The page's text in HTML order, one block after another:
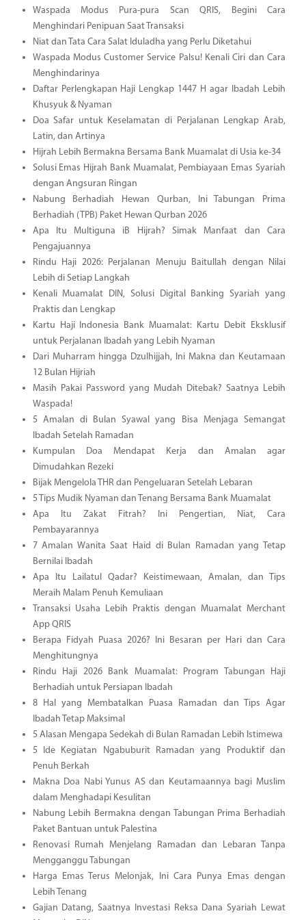
Waspada Modus Pura-pura Scan QRIS, Begini Cara
Menghindari Penipuan Saat Transaksi
Niat dan Tata Cara Salat Iduladha yang Perlu Diketahui
Waspada Modus Customer Service Palsu! Kenali Ciri dan Cara
Menghindarinya
Daftar Perlengkapan Haji Lengkap 1447 H agar Ibadah Lebih
Khusyuk & Nyaman
Doa Safar untuk Keselamatan di Perjalanan Lengkap Arab,
Latin, dan Artinya
Hijrah Lebih Bermakna Bersama Bank Muamalat di Usia ke-34
Solusi Emas Hijrah Bank Muamalat, Pembiayaan Emas Syariah
dengan Angsuran Ringan
Nabung Berhadiah Hewan Qurban, Ini Tabungan Prima
Berhadiah (TPB) Paket Hewan Qurban 2026
Apa Itu Multiguna iB Hijrah? Simak Manfaat dan Cara
Pengajuannya
Rindu Haji 2026: Perjalanan Menuju Baitullah dengan Nilai
Lebih di Setiap Langkah
Kenali Muamalat DIN, Solusi Digital Banking Syariah yang
Praktis dan Lengkap
Kartu Haji Indonesia Bank Muamalat: Kartu Debit Eksklusif
untuk Perjalanan Ibadah yang Lebih Nyaman
Dari Muharram hingga Dzulhijjah, Ini Makna dan Keutamaan
12 Bulan Hijriah
Masih Pakai Password yang Mudah Ditebak? Saatnya Lebih
Waspada!
5 Amalan di Bulan Syawal yang Bisa Menjaga Semangat
Ibadah Setelah Ramadan
Kumpulan Doa Mendapat Kerja dan Amalan agar
Dimudahkan Rezeki
Bijak Mengelola THR dan Pengeluaran Setelah Lebaran
5 Tips Mudik Nyaman dan Tenang Bersama Bank Muamalat
Apa Itu Zakat Fitrah? Ini Pengertian, Niat, Cara
Pembayarannya
7 Amalan Wanita Saat Haid di Bulan Ramadan yang Tetap
Bernilai Ibadah
Apa Itu Lailatul Qadar? Keistimewaan, Amalan, dan Tips
Meraih Malam Penuh Kemuliaan
Transaksi Usaha Lebih Praktis dengan Muamalat Merchant
App QRIS
Berapa Fidyah Puasa 2026? Ini Besaran per Hari dan Cara
Menghitungnya
Rindu Haji 2026 Bank Muamalat: Program Tabungan Haji
Berhadiah untuk Persiapan Ibadah
8 Hal yang Membatalkan Puasa Ramadan dan Tips Agar
Ibadah Tetap Maksimal
5 Alasan Mengapa Sedekah di Bulan Ramadan Lebih Istimewa
5 Ide Kegiatan Ngabuburit Ramadan yang Produktif dan
Penuh Berkah
Makna Doa Nabi Yunus AS dan Keutamaannya bagi Muslim
dalam Menghadapi Kesulitan
Nabung Lebih Bermakna dengan Tabungan Prima Berhadiah
Paket Bantuan untuk Palestina
Renovasi Rumah Menjelang Ramadan dan Lebaran Tanpa
Mengganggu Tabungan
Harga Emas Terus Melonjak, Ini Cara Punya Emas dengan
Lebih Tenang
Gajian Datang, Saatnya Investasi Reksa Dana Syariah Lewat